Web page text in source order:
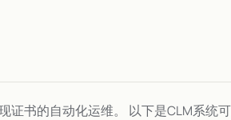
证书的自动化运维。 以下是CLM系统